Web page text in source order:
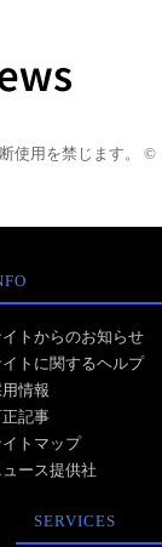
使用を禁じます。 ©
トからのお知らせ
トに関するヘルプ
情報
記事
トマップ
ュース提供社
SERVICES